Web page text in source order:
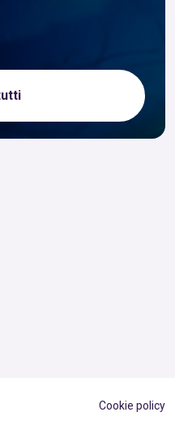
Cookie policy